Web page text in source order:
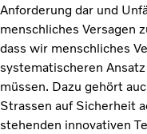
Anforderung dar und
menschliches Versagen
dass wir menschliches
systematischeren
müssen. Dazu gehört
Strassen auf Sicherheit
stehenden innovativen